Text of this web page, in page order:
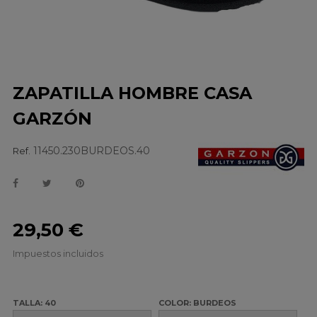
ZAPATILLA HOMBRE CASA
GARZÓN
Ref. 11450.230BURDEOS.40
29,50 €
Impuestos incluidos
TALLA: 40 COLOR: BURDEOS